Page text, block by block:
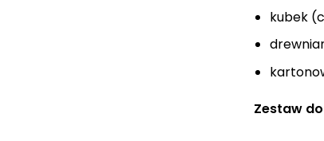
kubek
Zestaw